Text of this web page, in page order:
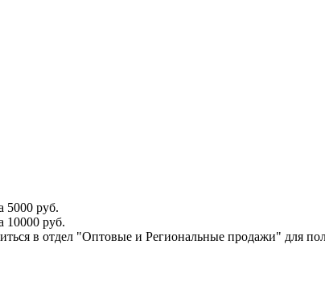
5000 руб.
10000 руб.
в отдел "Оптовые и Региональные продажи" для